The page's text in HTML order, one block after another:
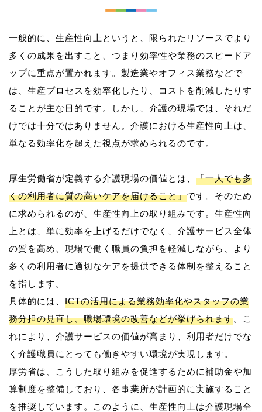
一般的に、生産性向上というと、限られたリソースでより
多くの成果を出すこと、つまり効率性や業務のスピードア
ップに重点が置かれます。製造業やオフィス業務などで
は、生産プロセスを効率化したり、コストを削減したりす
ることが主な目的です。しかし、介護の現場では、それだ
けでは十分ではありません。介護における生産性向上は、
単なる効率化を超えた視点が求められるのです。
厚生労働省が定義する介護現場の価値とは、 「一人でも多
くの利用者に質の高いケアを届けること」です。そのため
に求められるのが、生産性向上の取り組みです。生産性向
上とは、単に効率を上げるだけでなく、介護サービス全体
の質を高め、現場で働く職員の負担を軽減しながら、より
多くの利用者に適切なケアを提供できる体制を整えること
を指します。
具体的には、 ICTの活用による業務効率化やスタッフの業
務分担の見直し、職場環境の改善などが挙げられます。こ
れにより、介護サービスの価値が高まり、利用者だけでな
く介護職員にとっても働きやすい環境が実現します。
厚労省は、こうした取り組みを促進するために補助金や加
算制度を整備しており、各事業所が計画的に実施すること
を推奨しています。このように、生産性向上は介護現場全